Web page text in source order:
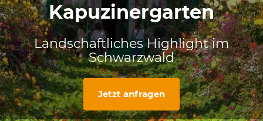
Kapuzinergarten
Landschaftliches Highlight im
Schwarzwald
Jetzt anfragen